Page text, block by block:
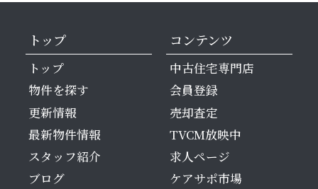
トップ
トップ
物件を探す
更新情報
最新物件情報
スタッフ紹介
ブログ
コンテンツ
中古住宅専門店
会員登録
売却査定
TVCM放映中
求人ページ
ケアサポ市場